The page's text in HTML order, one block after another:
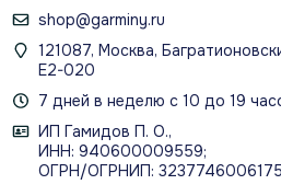
shop@garminy.ru
121087, Москва,
Е2-020
7 дней в неделю с 10 до 19
ИП Гамидов П. О.,
ИНН: 940600009559;
ОГРН/ОГРНИП: